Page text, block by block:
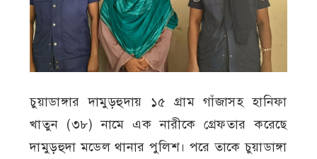
চুয়াডাঙ্গার দামুড়হুদায় ১৫ গ্রাম গাঁজাসহ হানিফা
খাতুন (৩৮) নামে এক নারীকে গ্রেফতার করেছে
দামুড়হুদা মডেল থানার পুলিশ। পরে তাকে চুয়াডাঙ্গা